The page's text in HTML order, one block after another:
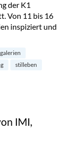
der K1
Von 11 bis 16
inspiziert und
in der Kölner
stilleben
IMI,